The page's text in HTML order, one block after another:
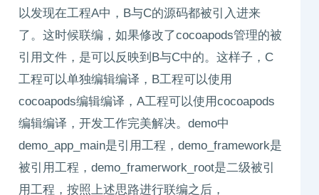
以发现在工程A中，B与C的源码都被引入进来
了。这时候联编，如果修改了cocoapods管理的被
引用文件，是可以反映到B与C中的。这样子，C
工程可以单独编辑编译，B工程可以使用
cocoapods编辑编译，A工程可以使用cocoapods
编辑编译，开发工作完美解决。demo中
demo_app_main是引用工程，demo_framework是
被引用工程，demo_framerwork_root是二级被引
用工程，按照上述思路进行联编之后，